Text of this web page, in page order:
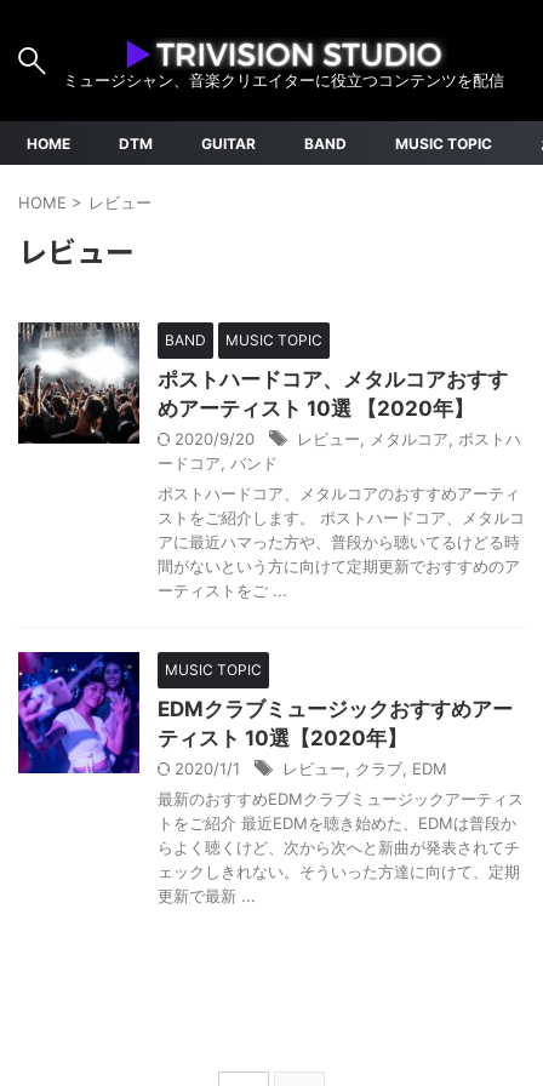
ミュージシャン、音楽クリエイターに役立つコンテンツを配信
HOME DTM GUITAR BAND MUSIC TOPIC
HOME > レビュー
レビュー
BAND MUSIC TOPIC
ポストハードコア、メタルコアおすす
めアーティスト 10選 【2020年】
2020/9/20 レビュー メタルコア
ポストハ
ードコア
バンド
ポストハードコア、メタルコアのおすすめアーティ
ストをご紹介します。 ポストハードコア、メタルコ
アに最近ハマった方や、普段から聴いてるけどる時
間がないという方に向けて定期更新でおすすめのア
ーティストをご ...
MUSIC TOPIC
EDMクラブミュージックおすすめアー
ティスト 10選【2020年】
2020/1/1 レビュー クラブ EDM
最新のおすすめEDMクラブミュージックアーティス
トをご紹介 最近EDMを聴き始めた、EDMは普段か
らよく聴くけど、次から次へと新曲が発表されてチ
ェックしきれない。そういった方達に向けて、定期
更新で最新 ...